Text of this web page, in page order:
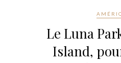
Le Luna
Island,